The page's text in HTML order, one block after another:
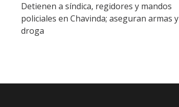
Detienen a síndica, regidores y mandos
policiales en Chavinda; aseguran armas y
droga